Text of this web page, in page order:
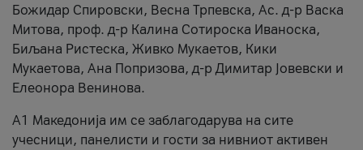
Божидар Спировски, Весна Трпевска, Ас. д-р Васка
Митова, проф. д-р Калина Сотироска Иваноска,
Биљана Ристеска, Живко Мукаетов, Кики
Мукаетова, Ана Попризова, д-р Димитар Јовевски и
Елеонора Венинова.
А1 Македонија им се заблагодарува на сите
учесници, панелисти и гости за нивниот активен